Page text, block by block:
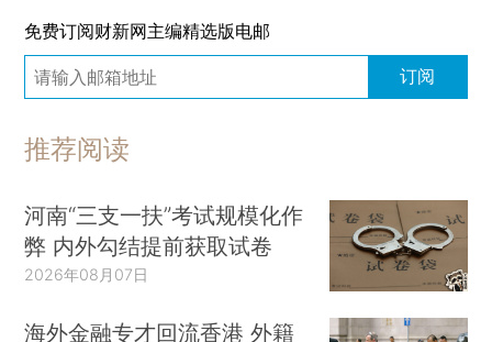
免费订阅财新网主编精选版电邮
订阅
推荐阅读
河南“三支一扶”考试规模化作
弊 内外勾结提前获取试卷
2026年08月07日
海外金融专才回流香港 外籍